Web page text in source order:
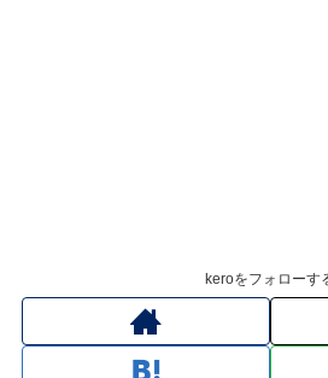
keroをフォローす